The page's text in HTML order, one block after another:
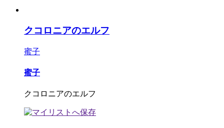
クコロニアのエルフ
蜜子
蜜子
クコロニアのエルフ